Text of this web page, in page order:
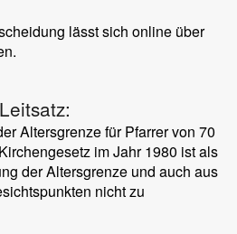
lässt sich online über
Leitsatz:
Altersgrenze für Pfarrer von 70
im Jahr 1980 ist als
der Altersgrenze und auch aus
nicht zu